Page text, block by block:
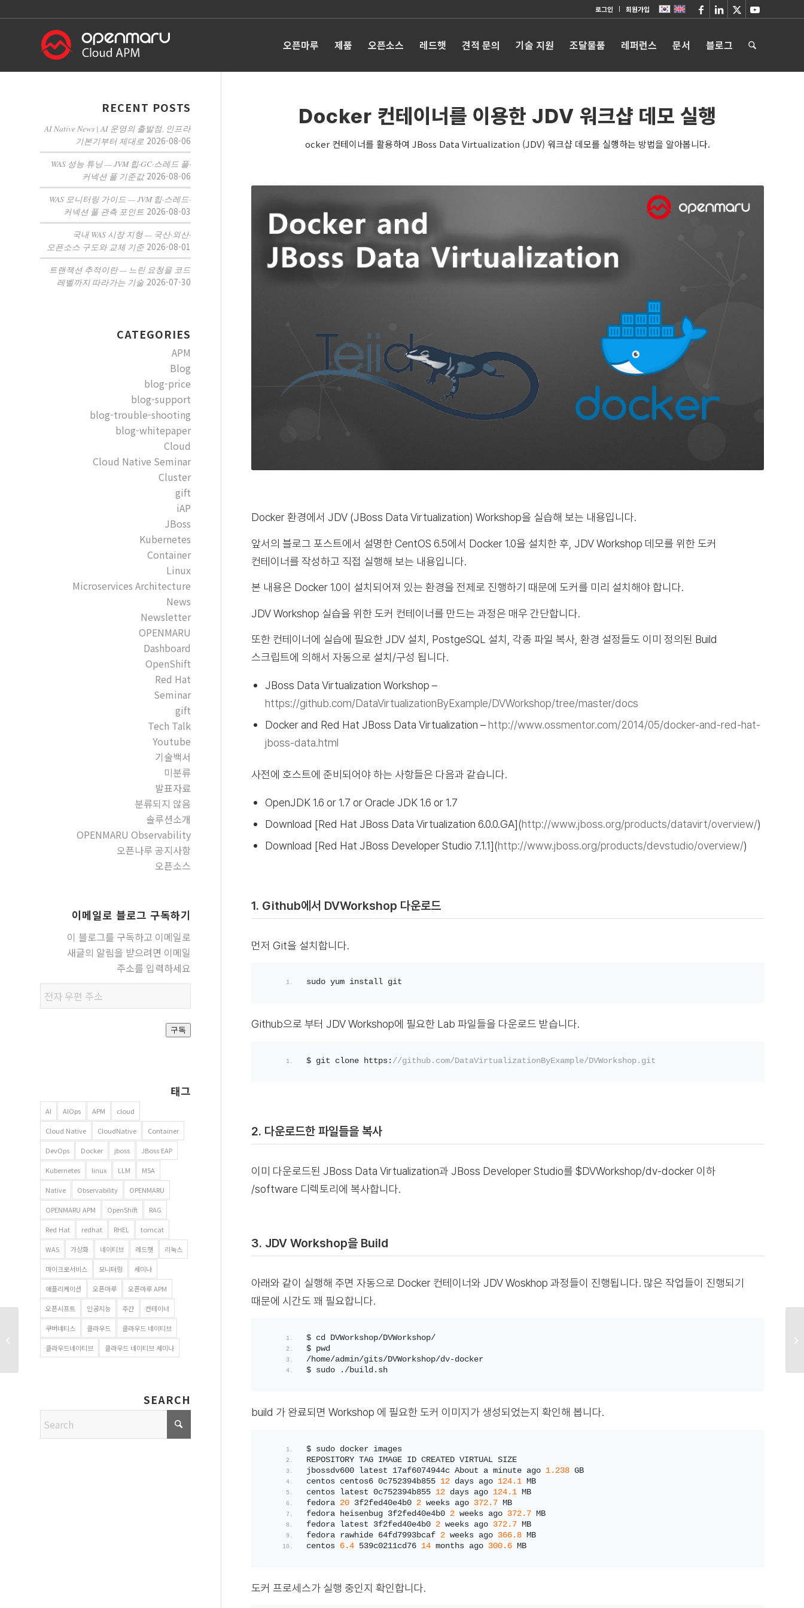
로그인 회원가입
오픈마루 제품 오픈소스 레드햇 견적 문의 기술 지원 조달물품 레퍼런스 문서 블로그
Docker 컨테이너를 이용한 JDV 워크샵 데모 실행
ocker 컨테이너를 활용하여 JBoss Data Virtualization (JDV) 워크샵 데모를 실행하는 방법을 알아봅니다.
Docker 환경에서 JDV (JBoss Data Virtualization) Workshop을 실습해 보는 내용입니다.
앞서의 블로그 포스트에서 설명한 CentOS 6.5에서 Docker 1.0을 설치한 후, JDV Workshop 데모를 위한 도커
컨테이너를 작성하고 직접 실행해 보는 내용입니다.
본 내용은 Docker 1.0이 설치되어져 있는 환경을 전제로 진행하기 때문에 도커를 미리 설치해야 합니다.
JDV Workshop 실습을 위한 도커 컨테이너를 만드는 과정은 매우 간단합니다.
또한 컨테이너에 실습에 필요한 JDV 설치, PostgeSQL 설치, 각종 파일 복사, 환경 설정들도 이미 정의된 Build
스크립트에 의해서 자동으로 설치/구성 됩니다.
JBoss Data Virtualization Workshop –
https://github.com/DataVirtualizationByExample/DVWorkshop/tree/master/docs
Docker and Red Hat JBoss Data Virtualization –http://www.ossmentor.com/2014/05/docker-and-red-hat-
jboss-data.html
사전에 호스트에 준비되어야 하는 사항들은 다음과 같습니다.
OpenJDK 1.6 or 1.7 or Oracle JDK 1.6 or 1.7
Download [Red Hat JBoss Data Virtualization 6.0.0.GA](http://www.jboss.org/products/datavirt/overview/)
Download [Red Hat JBoss Developer Studio 7.1.1](http://www.jboss.org/products/devstudio/overview/)
1. Github에서 DVWorkshop 다운로드
먼저 Git을 설치합니다.
sudo yum install git
Github으로 부터 JDV Workshop에 필요한 Lab 파일들을 다운로드 받습니다.
$ git clone https: //github.com/DataVirtualizationByExample/DVWorkshop.git
2. 다운로드한 파일들을 복사
이미 다운로드된 JBoss Data Virtualization과 JBoss Developer Studio를 $DVWorkshop/dv-docker 이하
/software 디렉토리에 복사합니다.
3. JDV Workshop을 Build
아래와 같이 실행해 주면 자동으로 Docker 컨테이너와 JDV Woskhop 과정들이 진행됩니다. 많은 작업들이 진행되기
때문에 시간도 꽤 필요합니다.
$ cd DVWorkshop/DVWorkshop/
$ pwd
/home/admin/gits/DVWorkshop/dv-docker
$ sudo ./build.sh
build 가 완료되면 Workshop 에 필요한 도커 이미지가 생성되었는지 확인해 봅니다.
$ sudo docker images
REPOSITORY TAG IMAGE ID CREATED VIRTUAL SIZE
jbossdv600 latest 17af6074944c About a minute ago 1.238 GB
centos centos6 0c752394b855 12 days ago 124.1 MB
centos latest 0c752394b855 12 days ago 124.1 MB
fedora 20 3f2fed40e4b0 2 weeks ago 372.7 MB
fedora heisenbug 3f2fed40e4b0 2 weeks ago 372.7 MB
fedora latest 3f2fed40e4b0 2 weeks ago 372.7 MB
fedora rawhide 64fd7993bcaf 2 weeks ago 366.8 MB
centos 6.4 539c0211cd76 14 months ago 300.6 MB
도커 프로세스가 실행 중인지 확인합니다.
RECENT POSTS
AI Native News | AI 운영의 출발점, 인프라
기본기부터 제대로 2026-08-06
WAS 성능 튜닝 — JVM 힙·GC·스레드 풀·
커넥션 풀 기준값 2026-08-06
WAS 모니터링 가이드 — JVM 힙·스레드·
커넥션 풀 관측 포인트 2026-08-03
국내 WAS 시장 지형 — 국산·외산·
오픈소스 구도와 교체 기준 2026-08-01
트랜잭션 추적이란 — 느린 요청을 코드
레벨까지 따라가는 기술 2026-07-30
CATEGORIES
APM
Blog
blog-price
blog-support
blog-trouble-shooting
blog-whitepaper
Cloud
Cloud Native Seminar
Cluster
gift
iAP
JBoss
Kubernetes
Container
Linux
Microservices Architecture
News
Newsletter
OPENMARU
Dashboard
OpenShift
Red Hat
Seminar
gift
Tech Talk
Youtube
기술백서
미분류
발표자료
분류되지 않음
솔루션소개
OPENMARU Observability
오픈나루 공지사항
오픈소스
이메일로 블로그 구독하기
이 블로그를 구독하고 이메일로
새글의 알림을 받으려면 이메일
주소를 입력하세요
우편
주소
구독
태그
AI AIOps APM cloud
Cloud Native CloudNative Container
DevOps Docker jboss JBoss EAP
Kubernetes linux LLM MSA
Native Observability OPENMARU
OPENMARU APM OpenShift RAG
Red Hat redhat RHEL tomcat
WAS 가상화 네이티브 레드햇 리눅스
마이크로서비스 모니터링 세미나
애플리케이션 오픈마루 오픈마루 APM
오픈시프트 인공지능 주간 컨테이너
쿠버네티스 클라우드 클라우드 네이티브
클라우드네이티브 클라우드 네이티브 세미나
SEARCH
Docker – 구글, 레드햇,
오픈스택등에서 채택